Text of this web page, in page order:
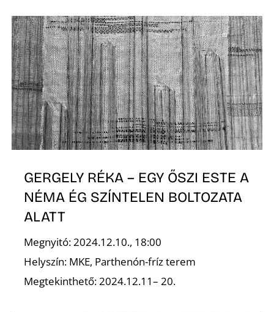
GERGELY RÉKA – EGY ŐSZI ESTE A
NÉMA ÉG SZÍNTELEN BOLTOZATA
ALATT
Megnyitó: 2024.12.10., 18:00
Helyszín: MKE, Parthenón-fríz terem
Megtekinthető: 2024.12.11– 20.